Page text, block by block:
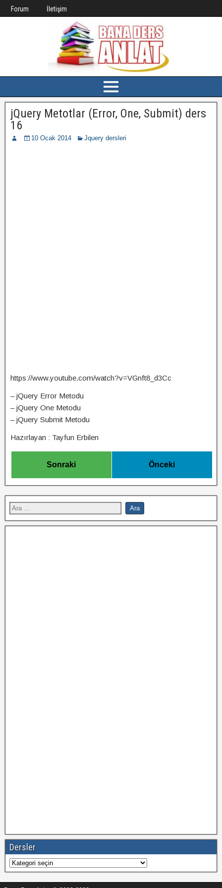
Forum İletişim
jQuery Metotlar (Error, One, Submit) ders
16
10 Ocak 2014 Jquery dersleri
https://www.youtube.com/watch?v=VGnft8_d3Cc
– jQuery Error Metodu
– jQuery One Metodu
– jQuery Submit Metodu
Hazırlayan : Tayfun Erbilen
Sonraki Önceki
Dersler
Dersler